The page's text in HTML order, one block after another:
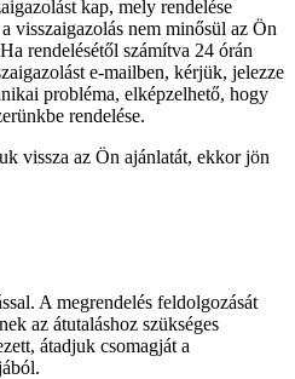
kap, mely rendelése
visszaigazolás nem minősül az Ön
rendelésétől számítva 24 órán
e-mailben, kérjük, jelezze
probléma, elképzelhető, hogy
rendelése.
vissza az Ön ajánlatát, ekkor jön
A megrendelés feldolgozását
az átutaláshoz szükséges
átadjuk csomagját a